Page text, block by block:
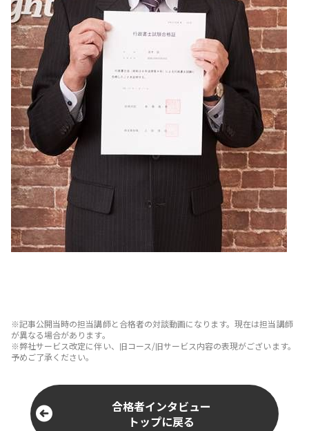
※記事公開当時の担当講師と合格者の対談動画になります。現在は担当講師
が異なる場合があります。
※弊社サービス改定に伴い、旧コース/旧サービス内容の表現がございます。
予めご了承ください。
合格者インタビュー
トップに戻る